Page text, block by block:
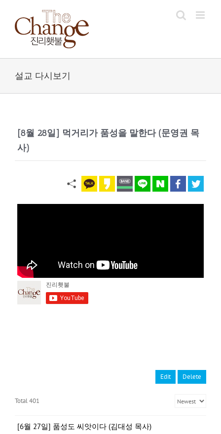
content
설교 다시보기
[8월 28일] 먹거리가 품성을 말한다 (문영권 목
사)
Edit Delete
Total 401
[6월 27일] 품성도 씨앗이다 (김대성 목사)